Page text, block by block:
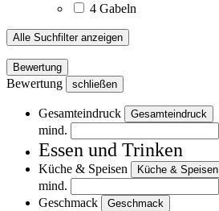
4 Gabeln
Alle Suchfilter anzeigen
Bewertung
Bewertung schließen
Gesamteindruck Gesamteindruck
mind.
Essen und Trinken
Küche & Speisen Küche & Speisen
mind.
Geschmack
Geschmack